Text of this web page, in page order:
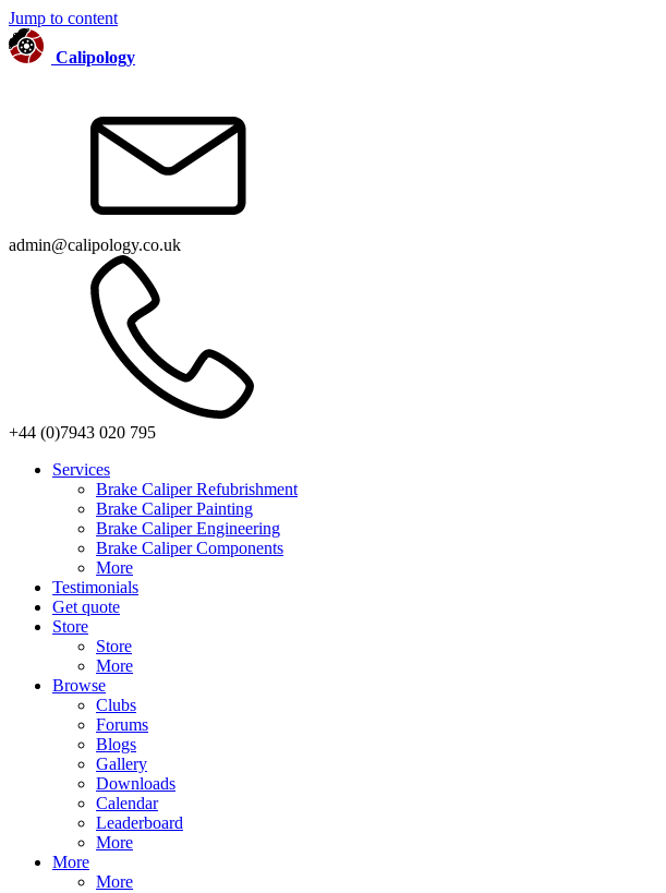
Jump to content
Calipology
admin@calipology.co.uk
+44 (0)7943 020 795
Services
Brake Caliper Refubrishment
Brake Caliper Painting
Brake Caliper Engineering
Brake Caliper Components
More
Testimonials
Get quote
Store
Store
More
Browse
Clubs
Forums
Blogs
Gallery
Downloads
Calendar
Leaderboard
More
More
More